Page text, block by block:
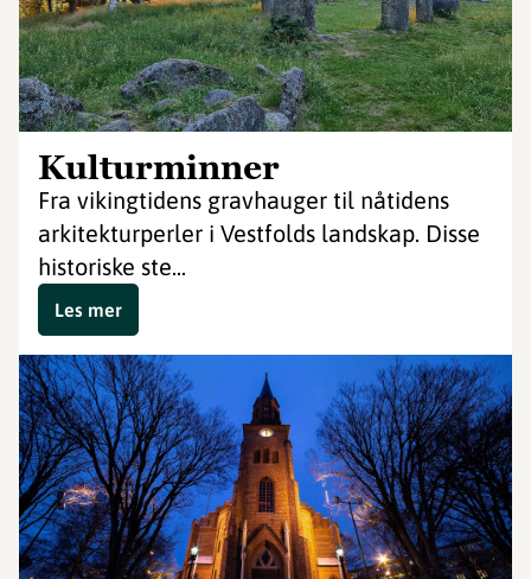
Kulturminner
Fra vikingtidens gravhauger til nåtidens
arkitekturperler i Vestfolds landskap. Disse
historiske ste...
Les mer